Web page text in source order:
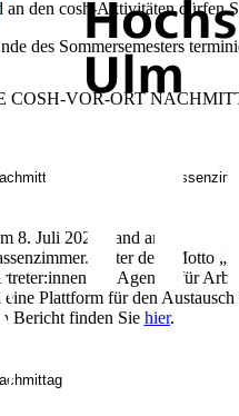
den cosh-Aktivitäten dürfen
des Sommersemesters
COSH-VOR-ORT
Campus trifft
8. Juli 2025, fand an der
Unter dem Motto
der Agentur für
Plattform für den Austausch
Bericht finden Sie hier​.